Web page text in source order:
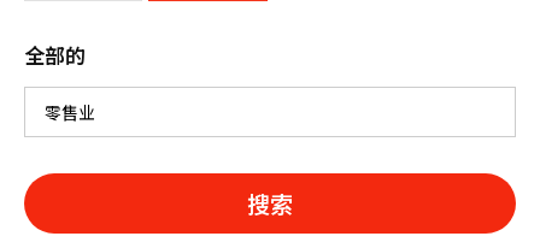
全部的
搜索